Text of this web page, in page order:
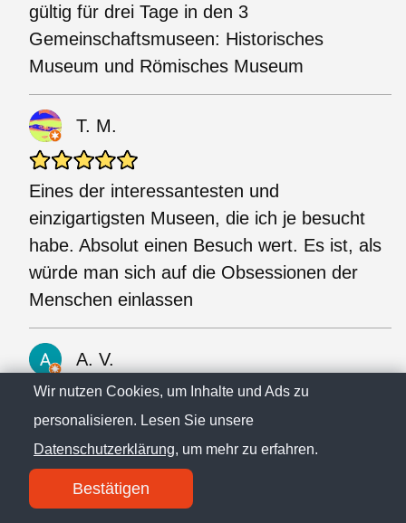
gültig für drei Tage in den 3
Gemeinschaftsmuseen: Historisches
Museum und Römisches Museum
T. M.
Eines der interessantesten und
einzigartigsten Museen, die ich je besucht
habe. Absolut einen Besuch wert. Es ist, als
würde man sich auf die Obsessionen der
Menschen einlassen
A. V.
Ich bin ein Fan von Outsider-Kunst. Ich
besuche regelmäßig die
Wechselausstellungen in diesem sehr
schönen Museum und werde nie enttäuscht.
Wir nutzen Cookies, um Inhalte und Ads zu
personalisieren. Lesen Sie unsere
Datenschutzerklärung, um mehr zu erfahren.
Bestätigen